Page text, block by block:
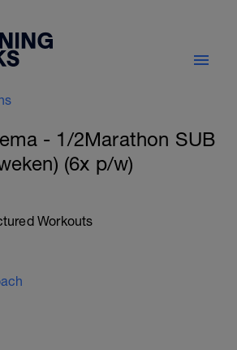
- 1/2Marathon SUB
(6x p/w)
Workouts